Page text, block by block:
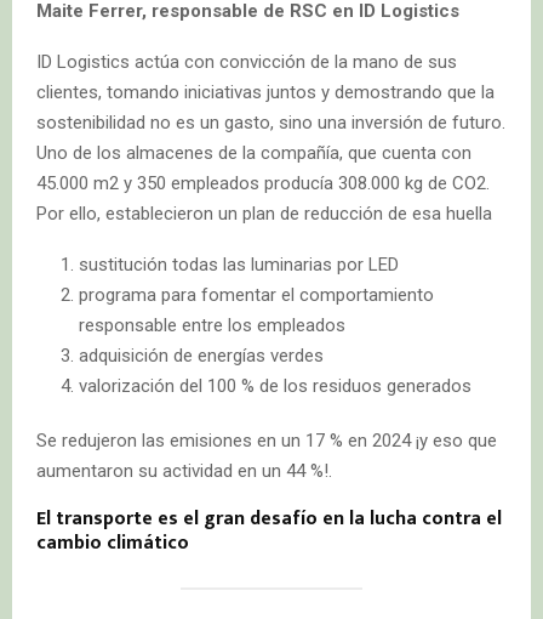
Maite Ferrer, responsable de RSC en ID Logistics
ID Logistics actúa con convicción de la mano de sus
clientes, tomando iniciativas juntos y demostrando que la
sostenibilidad no es un gasto, sino una inversión de futuro.
Uno de los almacenes de la compañía, que cuenta con
45.000 m2 y 350 empleados producía 308.000 kg de CO2.
Por ello, establecieron un plan de reducción de esa huella
sustitución todas las luminarias por LED
programa para fomentar el comportamiento
responsable entre los empleados
adquisición de energías verdes
valorización del 100 % de los residuos generados
Se redujeron las emisiones en un 17 % en 2024 ¡y eso que
aumentaron su actividad en un 44 %!.
El transporte es el gran desafío en la lucha contra el
cambio climático